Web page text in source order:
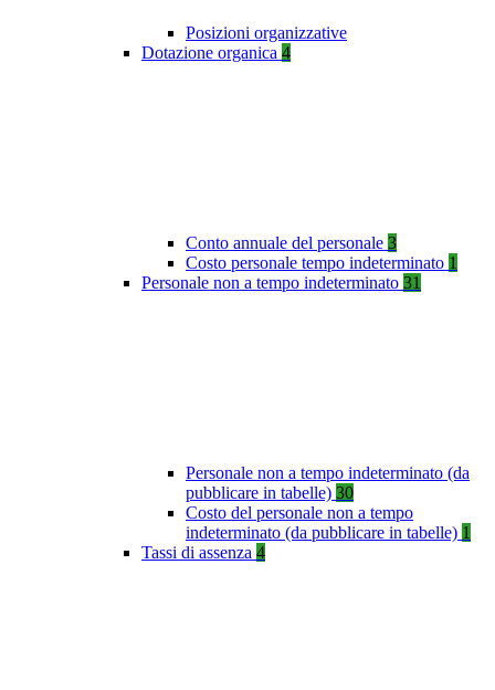
Posizioni organizzative
Dotazione organica 4
Conto annuale del personale 3
Costo personale tempo indeterminato 1
Personale non a tempo indeterminato 31
Personale non a tempo indeterminato (da
pubblicare in tabelle) 30
Costo del personale non a tempo
indeterminato (da pubblicare in tabelle) 1
Tassi di assenza 4